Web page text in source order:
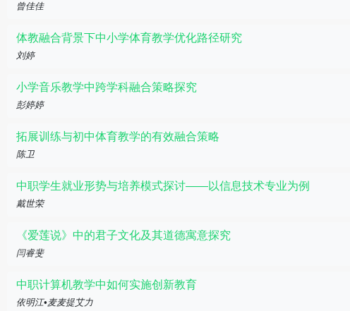
曾佳佳
体教融合背景下中小学体育教学优化路径研究
刘婷
小学音乐教学中跨学科融合策略探究
彭婷婷
拓展训练与初中体育教学的有效融合策略
陈卫
中职学生就业形势与培养模式探讨——以信息技术专业为例
戴世荣
《爱莲说》中的君子文化及其道德寓意探究
闫睿斐
中职计算机教学中如何实施创新教育
依明江•麦麦提艾力